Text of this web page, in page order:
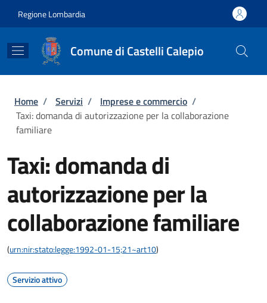
Regione Lombardia
Comune di Castelli Calepio
Briciole di pane
Home / Servizi / Imprese e commercio /
Taxi: domanda di autorizzazione per la collaborazione
familiare
Taxi: domanda di
autorizzazione per la
collaborazione familiare
(urn:nir:stato:legge:1992-01-15;21~art10)
Servizio attivo